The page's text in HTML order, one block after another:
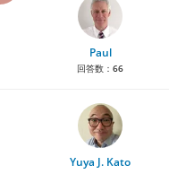
Paul
回答数： 66
Yuya J. Kato